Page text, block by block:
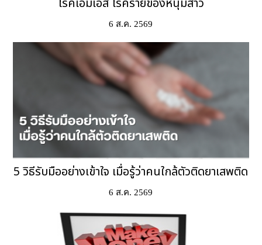
โรคเอ็มเอส โรคร้ายของหนุ่มสาว
6 ส.ค. 2569
5 วิธีรับมืออย่างเข้าใจ เมื่อรู้ว่าคนใกล้ตัวติดยาเสพติด
6 ส.ค. 2569